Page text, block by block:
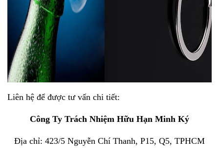
Liên hệ để được tư vấn chi tiết:
Công Ty Trách Nhiệm Hữu Hạn Minh Ký
Địa chỉ: 423/5 Nguyễn Chí Thanh, P15, Q5, TPHCM